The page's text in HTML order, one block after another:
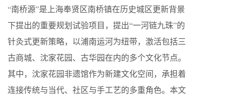
“南桥源”是上海奉贤区南桥镇在历史城区更新背景
下提出的重要规划试验项目，提出“一河链九珠”的
针灸式更新策略，以浦南运河为纽带，激活包括三
古商城、沈家花园、古华园在内的多个文化节点。
其中，沈家花园非遗馆作为新建文化空间，承担着
连接传统与当代、社区与手工艺的多重角色。本文